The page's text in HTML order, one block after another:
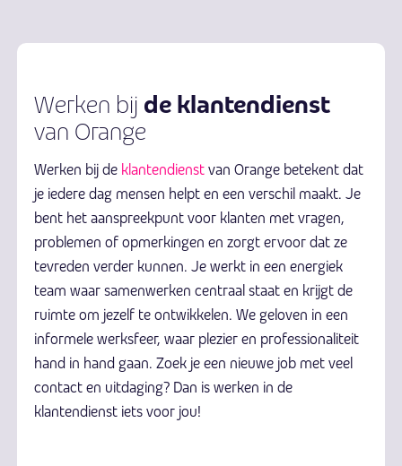
Werken bij de klantendienst
van Orange
Werken bij de klantendienst van Orange betekent dat
je iedere dag mensen helpt en een verschil maakt. Je
bent het aanspreekpunt voor klanten met vragen,
problemen of opmerkingen en zorgt ervoor dat ze
tevreden verder kunnen. Je werkt in een energiek
team waar samenwerken centraal staat en krijgt de
ruimte om jezelf te ontwikkelen. We geloven in een
informele werksfeer, waar plezier en professionaliteit
hand in hand gaan. Zoek je een nieuwe job met veel
contact en uitdaging? Dan is werken in de
klantendienst iets voor jou!